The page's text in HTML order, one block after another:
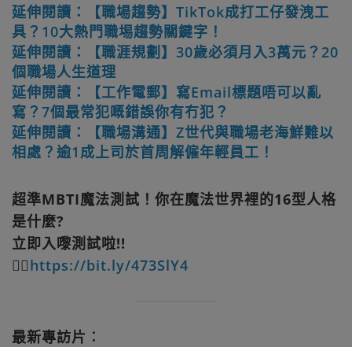
延伸閱讀：【職場趨勢】TikTok成打工仔發洩工
具？10大熱門職埸趨勢關鍵字！
延伸閱讀：【職涯規劃】30歲必須月入3萬元？20
個職場人生道理
延伸閱讀：【工作電郵】寫Email標題唔可以亂
寫？7個最常犯嘅錯誤你有冇犯？
延伸閱讀：【職場溝通】Z世代與職場老海鮮難以
相處？逾1成上司於首周解僱年輕員工！
超準MBTI魔法測試！你在魔法世界裡的16型人格
是什麼?
立即入嚟測試啦!!
👉🏻https://bit.ly/473SlY4
最新專訪片︰